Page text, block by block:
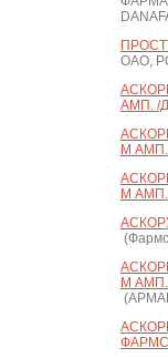
ОАО,
АМП. /
М
М
М